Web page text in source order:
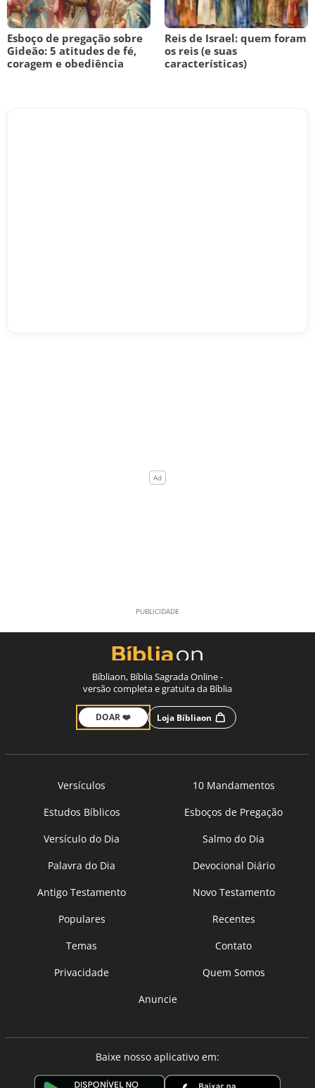
Esboço de pregação sobre
Gideão: 5 atitudes de fé,
coragem e obediência
Reis de Israel: quem foram
os reis (e suas
características)
Bíbliaon, Bíblia Sagrada Online -
versão completa e gratuita da Bíblia
DOAR ❤️ Loja Bíbliaon
Versículos
10 Mandamentos
Estudos Bíblicos
Esboços de Pregação
Versículo do Dia
Salmo do Dia
Palavra do Dia
Devocional Diário
Antigo Testamento
Novo Testamento
Populares
Recentes
Temas
Contato
Privacidade
Quem Somos
Anuncie
Baixe nosso aplicativo em: